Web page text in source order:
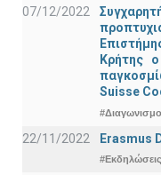
07/12/2022
Κρήτης
Suisse
22/11/2022 Erasmus
#Εκδηλώσεις